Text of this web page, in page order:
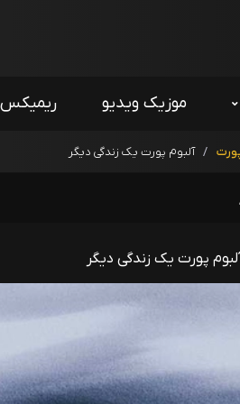
موزیک ویدیو ریمیکس
/ آلبوم پورت یک زندگی دیگر
پورت یک زندگی دیگر